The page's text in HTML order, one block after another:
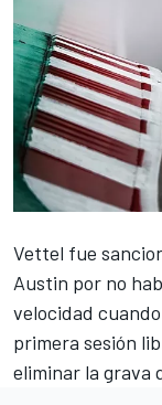
Vettel fue
Austin por no
velocidad
primera sesión
eliminar la grava